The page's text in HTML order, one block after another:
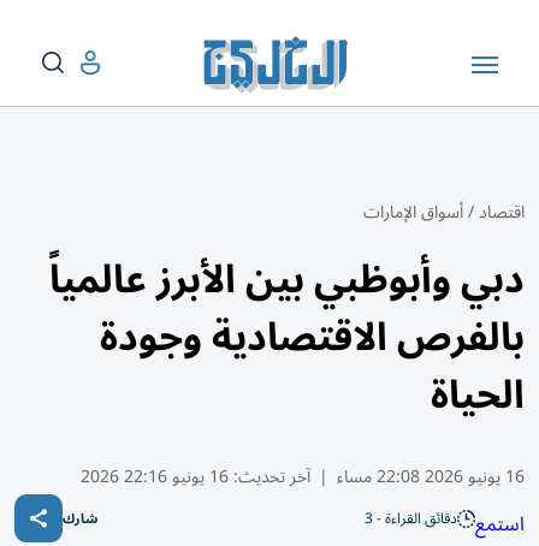
اقتصاد/أسواق الإمارات
دبي وأبوظبي بين الأبرز عالمياً
بالفرص الاقتصادية وجودة
الحياة
16 يونيو 2026 22:08 مساء | آخر تحديث:16 يونيو 22:16 2026
استمع دقائق القراءة - 3 شارك